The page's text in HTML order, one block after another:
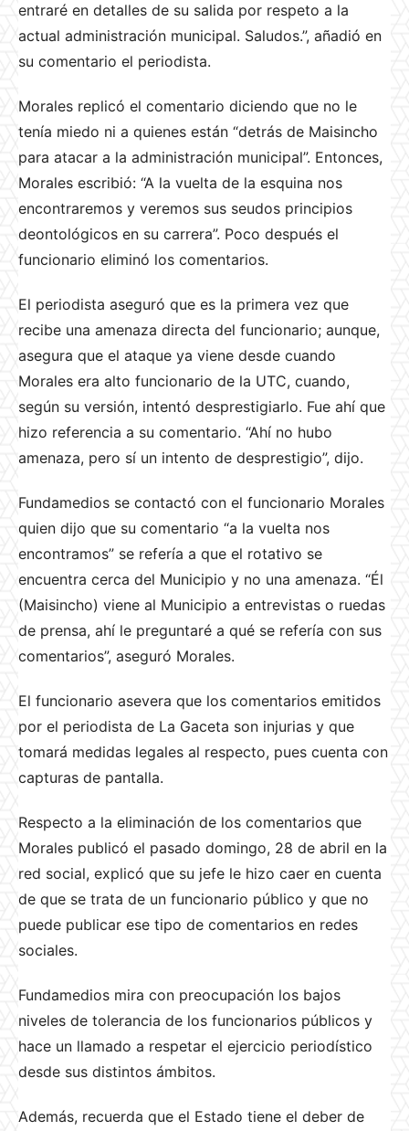
entraré en detalles de su salida por respeto a la
actual administración municipal. Saludos.”, añadió en
su comentario el periodista.
Morales replicó el comentario diciendo que no le
tenía miedo ni a quienes están “detrás de Maisincho
para atacar a la administración municipal”. Entonces,
Morales escribió: “A la vuelta de la esquina nos
encontraremos y veremos sus seudos principios
deontológicos en su carrera”. Poco después el
funcionario eliminó los comentarios.
El periodista aseguró que es la primera vez que
recibe una amenaza directa del funcionario; aunque,
asegura que el ataque ya viene desde cuando
Morales era alto funcionario de la UTC, cuando,
según su versión, intentó desprestigiarlo. Fue ahí que
hizo referencia a su comentario. “Ahí no hubo
amenaza, pero sí un intento de desprestigio”, dijo.
Fundamedios se contactó con el funcionario Morales
quien dijo que su comentario “a la vuelta nos
encontramos” se refería a que el rotativo se
encuentra cerca del Municipio y no una amenaza. “Él
(Maisincho) viene al Municipio a entrevistas o ruedas
de prensa, ahí le preguntaré a qué se refería con sus
comentarios”, aseguró Morales.
El funcionario asevera que los comentarios emitidos
por el periodista de La Gaceta son injurias y que
tomará medidas legales al respecto, pues cuenta con
capturas de pantalla.
Respecto a la eliminación de los comentarios que
Morales publicó el pasado domingo, 28 de abril en la
red social, explicó que su jefe le hizo caer en cuenta
de que se trata de un funcionario público y que no
puede publicar ese tipo de comentarios en redes
sociales.
Fundamedios mira con preocupación los bajos
niveles de tolerancia de los funcionarios públicos y
hace un llamado a respetar el ejercicio periodístico
desde sus distintos ámbitos.
Además, recuerda que el Estado tiene el deber de